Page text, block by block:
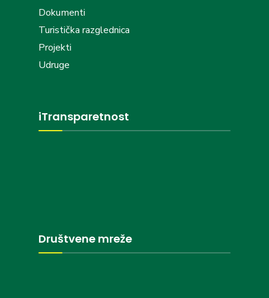
Dokumenti
Turistička razglednica
Projekti
Udruge
iTransparetnost
Društvene mreže